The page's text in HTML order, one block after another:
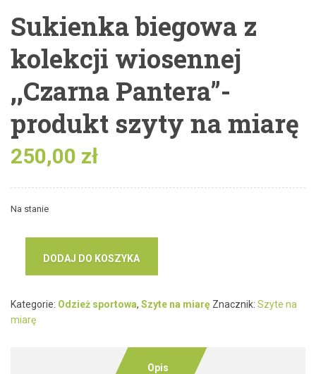
Sukienka biegowa z
kolekcji wiosennej
,,Czarna Pantera”-
produkt szyty na miarę
250,00 zł
Na stanie
DODAJ DO KOSZYKA
Kategorie: Odzież sportowa, Szyte na miarę Znacznik: Szyte na
miarę
Opis